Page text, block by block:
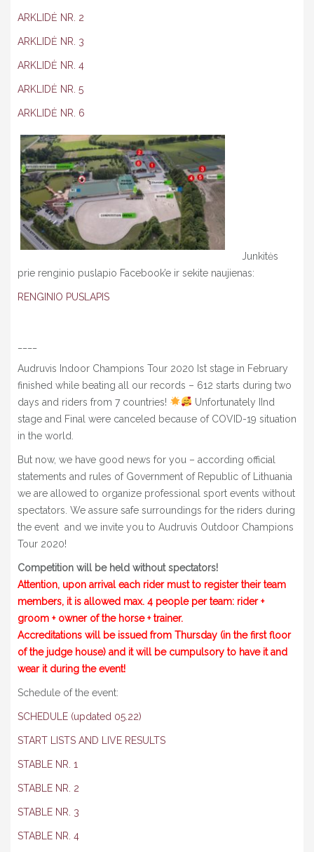
ARKLIDĖ NR. 2
ARKLIDĖ NR. 3
ARKLIDĖ NR. 4
ARKLIDĖ NR. 5
ARKLIDĖ NR. 6
Junkitės
prie renginio puslapio Facebook’e ir sekite naujienas:
RENGINIO PUSLAPIS
Audruvis Indoor Champions Tour 2020 Ist stage in February
finished while beating all our records – 612 starts during two
days and riders from 7 countries!
Unfortunately IInd
stage and Final were canceled because of COVID-19 situation
in the world.
But now, we have good news for you – according official
statements and rules of Government of Republic of Lithuania
we are allowed to organize professional sport events without
spectators. We assure safe surroundings for the riders during
the event and we invite you to Audruvis Outdoor Champions
Tour 2020!
Competition will be held without spectators!
Attention, upon arrival each rider must to register their team
members, it is allowed max. 4 people per team: rider +
groom + owner of the horse + trainer.
Accreditations will be issued from Thursday (in the first floor
of the judge house) and it will be cumpulsory to have it and
wear it during the event!
Schedule of the event:
SCHEDULE (updated 05.22)
START LISTS AND LIVE RESULTS
STABLE NR. 1
STABLE NR. 2
STABLE NR. 3
STABLE NR. 4